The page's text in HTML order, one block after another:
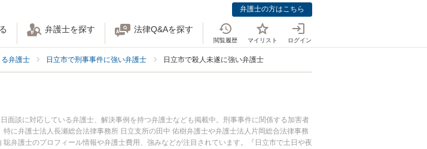
弁護士の方はこちら
弁護士を探す 法律Q&Aを探す
閲覧履歴 マイリスト ログイン
弁護士 日立市で刑事事件に強い弁護士 日立市で殺人未遂に強い弁護士
談に対応している弁護士、解決事例を持つ弁護士なども掲載中。刑事事件に関係する加害者
に弁護士法人長瀬総合法律事務所 日立支所の田中 佑樹弁護士や弁護士法人片岡総合法律事務
弁護士のプロフィール情報や弁護士費用、強みなどが注目されています。『日立市で土日や夜